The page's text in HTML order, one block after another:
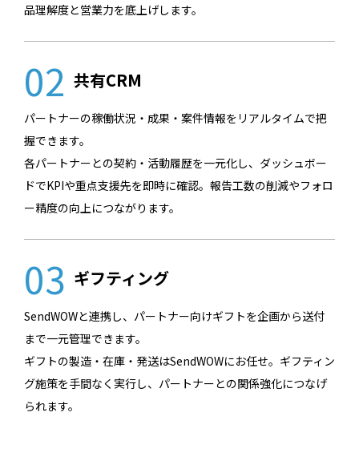
品理解度と営業力を底上げします。
02 共有CRM
パートナーの稼働状況・成果・案件情報をリアルタイムで把
握できます。
各パートナーとの契約・活動履歴を一元化し、ダッシュボー
ドでKPIや重点支援先を即時に確認。報告工数の削減やフォロ
ー精度の向上につながります。
03 ギフティング
SendWOWと連携し、パートナー向けギフトを企画から送付
まで一元管理できます。
ギフトの製造・在庫・発送はSendWOWにお任せ。ギフティン
グ施策を手間なく実行し、パートナーとの関係強化につなげ
られます。